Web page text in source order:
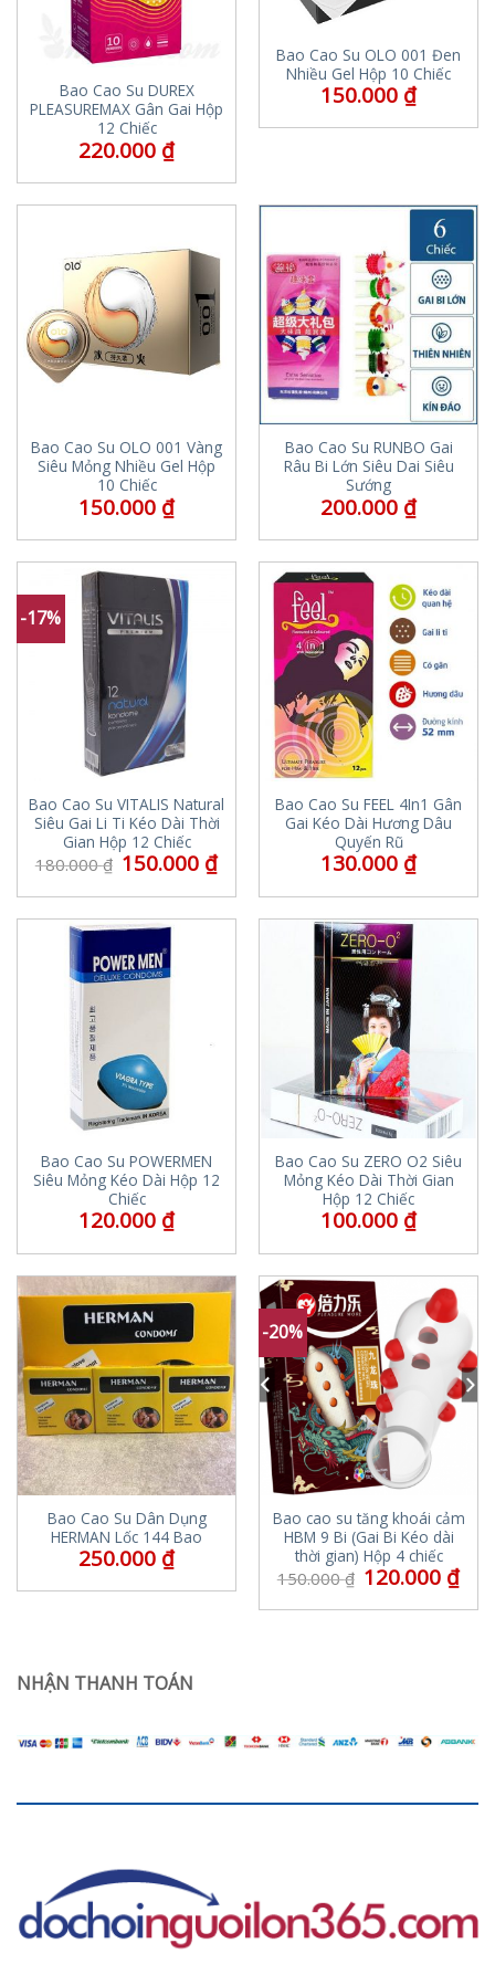
Bao Cao Su DUREX
PLEASUREMAX Gân Gai Hộp
12 Chiếc
220.000 ₫
Bao Cao Su OLO 001 Đen
Nhiều Gel Hộp 10 Chiếc
150.000 ₫
Bao Cao Su OLO 001 Vàng
Siêu Mỏng Nhiều Gel Hộp
10 Chiếc
150.000 ₫
Bao Cao Su RUNBO Gai
Râu Bi Lớn Siêu Dai Siêu
Sướng
200.000 ₫
-17%
Bao Cao Su VITALIS Natural
Siêu Gai Li Ti Kéo Dài Thời
Gian Hộp 12 Chiếc
180.000₫ 150.000 ₫
Bao Cao Su FEEL 4In1 Gân
Gai Kéo Dài Hương Dâu
Quyến Rũ
130.000 ₫
Bao Cao Su POWERMEN
Siêu Mỏng Kéo Dài Hộp 12
Chiếc
120.000 ₫
Bao Cao Su ZERO O2 Siêu
Mỏng Kéo Dài Thời Gian
Hộp 12 Chiếc
100.000 ₫
Bao Cao Su Dân Dụng
HERMAN Lốc 144 Bao
250.000 ₫
-20%
Bao cao su tăng khoái cảm
HBM 9 Bi (Gai Bi Kéo dài
thời gian) Hộp 4 chiếc
150.000₫ 120.000 ₫
NHẬN THANH TOÁN